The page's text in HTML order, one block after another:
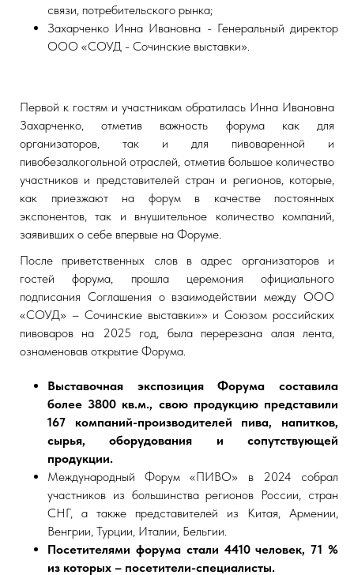
связи, потребительского рынка;
Захарченко Инна Ивановна - Генеральный директор
ООО «СОУД - Сочинские выставки».
Первой к гостям и участникам обратилась Инна Ивановна
Захарченко, отметив важность форума как для
организаторов, так и для пивоваренной и
пивобезалкогольной отраслей, отметив большое количество
участников и представителей стран и регионов, которые,
как приезжают на форум в качестве постоянных
экспонентов, так и внушительное количество компаний,
заявивших о себе впервые на Форуме.
После приветственных слов в адрес организаторов и
гостей форума, прошла церемония официального
подписания Соглашения о взаимодействии между ООО
«СОУД» – Сочинские выставки»» и Союзом российских
пивоваров на 2025 год, была перерезана алая лента,
ознаменовав открытие Форума.
Выставочная экспозиция Форума составила
более 3800 кв.м., свою продукцию представили
167 компаний-производителей пива, напитков,
сырья, оборудования и сопутствующей
продукции.
Международный Форум «ПИВО» в 2024 собрал
участников из большинства регионов России, стран
СНГ, а также представителей из Китая, Армении,
Венгрии, Турции, Италии, Бельгии.
Посетителями форума стали 4410 человек, 71 %
из которых – посетители-специалисты.